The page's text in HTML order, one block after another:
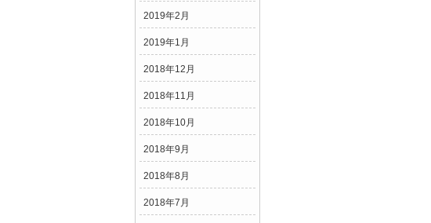
2019年2月
2019年1月
2018年12月
2018年11月
2018年10月
2018年9月
2018年8月
2018年7月